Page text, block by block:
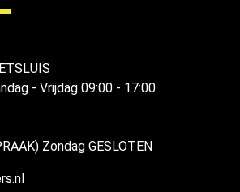
- Vrijdag 09:00 - 17:00
Zondag GESLOTEN